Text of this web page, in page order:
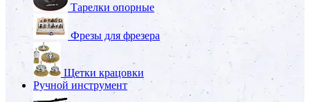
Тарелки опорные
Фрезы для фрезера
Щетки крацовки
Ручной инструмент